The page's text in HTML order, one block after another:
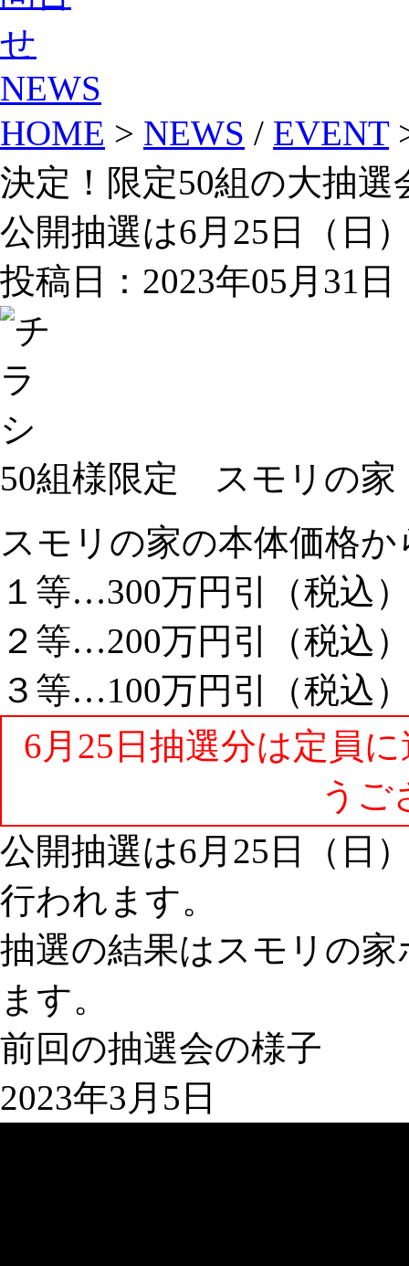
NEWS
HOME > NEWS / EVENT
決定！限定50組の大抽選
公開抽選は6月25日（日
投稿日：2023年05月31日
50組様限定 スモリの家
スモリの家の本体価格か
１等…300万円引（税込
２等…200万円引（税込
３等…100万円引（税込
6月25日抽選分は定員
うご
公開抽選は6月25日（日
行われます。
抽選の結果はスモリの
ます。
前回の抽選会の様子
2023年3月5日